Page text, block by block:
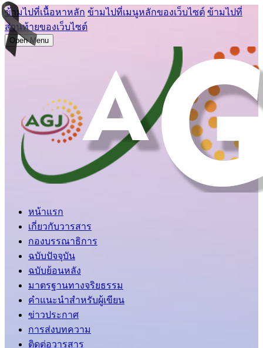
ข้ามไปที่เนื้อหาหลัก ข้ามไปที่เมนูหลักของเว็บไซต์ ข้ามไปที่
ส่วนท้ายของเว็บไซต์
Open Menu
หน้าแรก
เกี่ยวกับวารสาร
กองบรรณาธิการ
ฉบับปัจจุบัน
ฉบับย้อนหลัง
มาตรฐานทางจริยธรรม
คำแนะนำสำหรับผู้เขียน
ข่าวประกาศ
การส่งบทความ
ติดต่อวารสาร